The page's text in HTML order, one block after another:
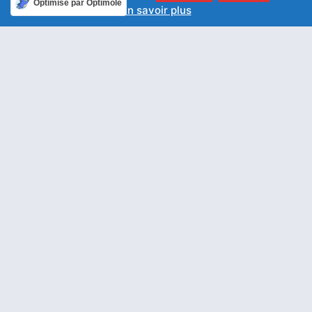
En savoir plus
Optimisé par Optimole